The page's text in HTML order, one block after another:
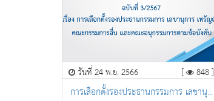
วันที่ 24 พ.ย. 2566 [ 848 ]
การเลือกตั้งรองประธานกรรมการ เลขานุ...